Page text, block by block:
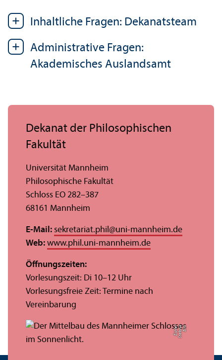
Inhaltliche Fragen: Dekanats­team
Administrative Fragen:
Akademisches Auslands­amt
Bil
d:
S
t
ef
a
ni
e
Ei
c
hl
e
r
Dekanat der Philosophischen
Fakultät
Universität Mannheim
Philosophische Fakultät
Schloss EO 282–387
68161 Mannheim
E-Mail: sekretariat.phil@uni-mannheim.de
Web: www.phil.uni-mannheim.de
Öffnungs­zeiten:
Vorlesungs­zeit: Di 10–12 Uhr
Vorlesungs­freie Zeit: Termine nach
Vereinbarung